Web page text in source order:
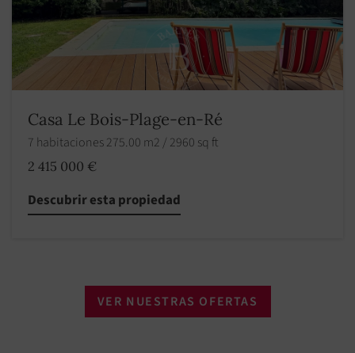
Casa Le Bois-Plage-en-Ré
7 habitaciones 275.00 m2 / 2960 sq ft
2 415 000 €
Descubrir esta propiedad
VER NUESTRAS OFERTAS